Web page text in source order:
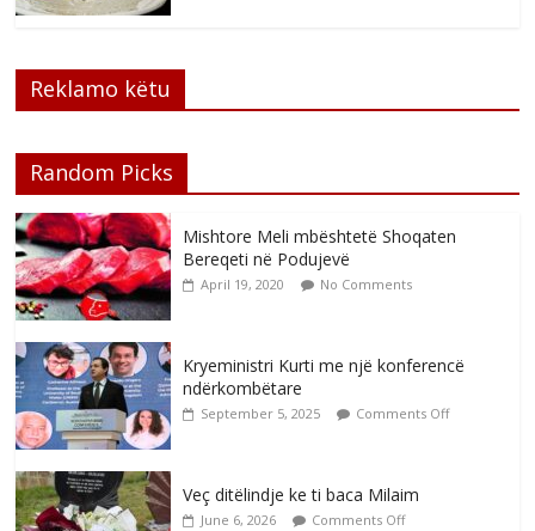
Reklamo këtu
Random Picks
Mishtore Meli mbështetë Shoqaten
Bereqeti në Podujevë
April 19, 2020 No Comments
Kryeministri Kurti me një konferencë
ndërkombëtare
September 5, 2025 Comments Off
Veç ditëlindje ke ti baca Milaim
June 6, 2026 Comments Off